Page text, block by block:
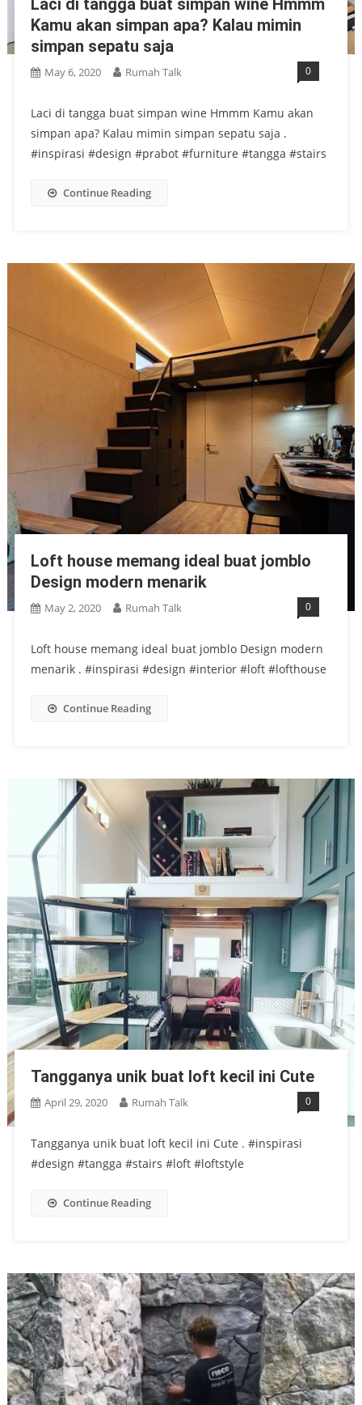
Laci di tangga buat simpan wine Hmmm
Kamu akan simpan apa? Kalau mimin
simpan sepatu saja
May 6, 2020 Rumah Talk 0
Laci di tangga buat simpan wine Hmmm Kamu akan
simpan apa? Kalau mimin simpan sepatu saja .
#inspirasi #design #prabot #furniture #tangga #stairs
Continue Reading
Loft house memang ideal buat jomblo
Design modern menarik
May 2, 2020 Rumah Talk 0
Loft house memang ideal buat jomblo Design modern
menarik . #inspirasi #design #interior #loft #lofthouse
Continue Reading
Tangganya unik buat loft kecil ini Cute
April 29, 2020 Rumah Talk 0
Tangganya unik buat loft kecil ini Cute . #inspirasi
#design #tangga #stairs #loft #loftstyle
Continue Reading